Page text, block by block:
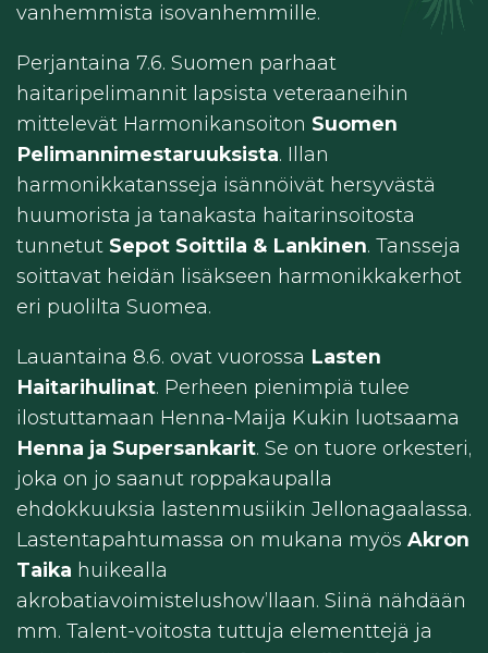
vanhemmista isovanhemmille.
Perjantaina 7.6. Suomen parhaat
haitaripelimannit lapsista veteraaneihin
mittelevät Harmonikansoiton Suomen
Pelimannimestaruuksista. Illan
harmonikkatansseja isännöivät hersyvästä
huumorista ja tanakasta haitarinsoitosta
tunnetut Sepot Soittila & Lankinen. Tansseja
soittavat heidän lisäkseen harmonikkakerhot
eri puolilta Suomea.
Lauantaina 8.6. ovat vuorossa Lasten
Haitarihulinat. Perheen pienimpiä tulee
ilostuttamaan Henna-Maija Kukin luotsaama
Henna ja Supersankarit. Se on tuore orkesteri,
joka on jo saanut roppakaupalla
ehdokkuuksia lastenmusiikin Jellonagaalassa.
Lastentapahtumassa on mukana myös Akron
Taika huikealla
akrobatiavoimistelushow’llaan. Siinä nähdään
mm. Talent-voitosta tuttuja elementtejä ja